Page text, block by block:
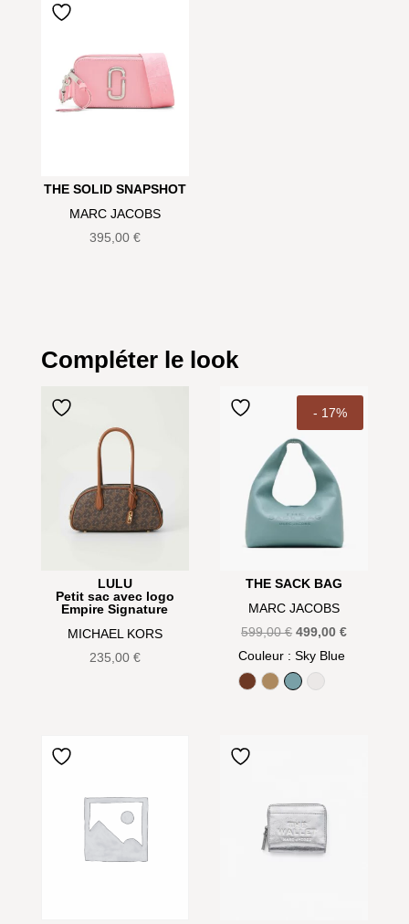
THE SOLID SNAPSHOT
MARC JACOBS
395,00 €
Compléter le look
LULU
Petit sac avec logo
Empire Signature
MICHAEL KORS
235,00 €
- 17%
THE SACK BAG
MARC JACOBS
599,00€ Le
prix
initial
499,00€Le
Couleur : Sky Blue
Argan Oil
CamelSky Blue
White